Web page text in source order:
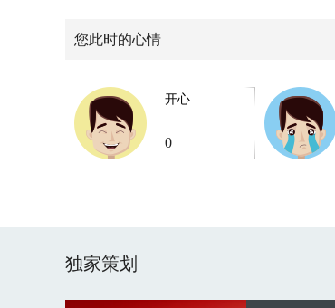
您此时的心情
开心
0
独家策划